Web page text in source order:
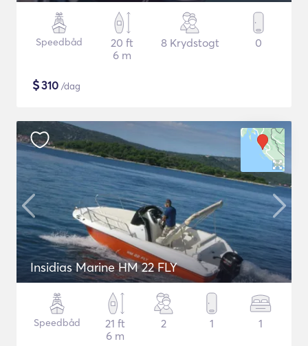
Speedbåd
20 ft
6 m
8 Krydstogt 0
$310 /dag
Insidias Marine HM 22 FLY
Speedbåd
21 ft
6 m
2 1 1